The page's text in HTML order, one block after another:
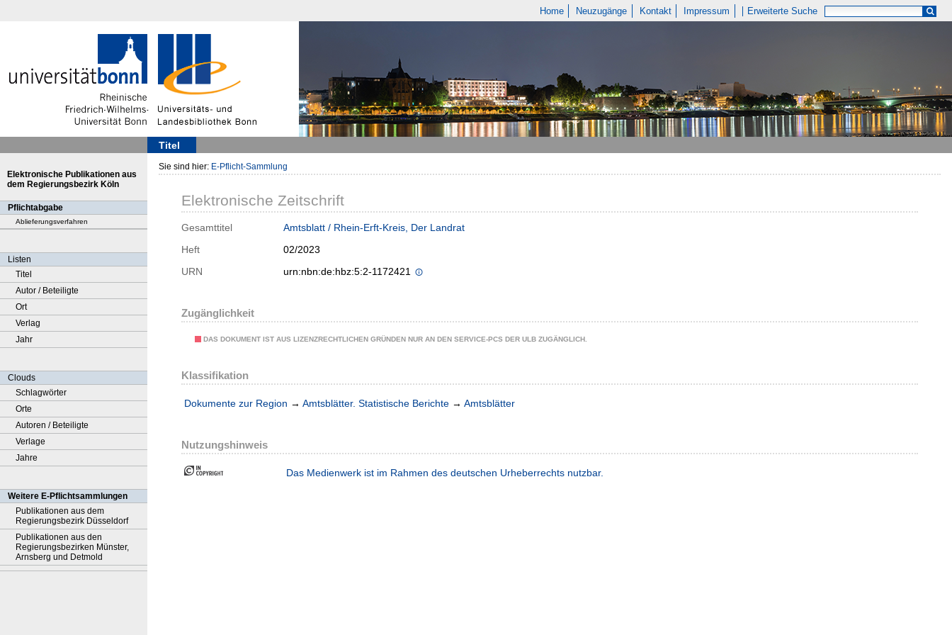
Home Neuzugänge Kontakt Impressum Erweiterte Suche
Titel
Elektronische Publikationen aus
dem Regierungsbezirk Köln
Pflichtabgabe
Ablieferungsverfahren
Listen
Titel
Autor / Beteiligte
Ort
Verlag
Jahr
Clouds
Schlagwörter
Orte
Autoren / Beteiligte
Verlage
Jahre
Weitere E-Pflichtsammlungen
Publikationen aus dem
Regierungsbezirk Düsseldorf
Publikationen aus den
Regierungsbezirken Münster,
Arnsberg und Detmold
Sie sind hier: E-Pflicht-Sammlung
Elektronische Zeitschrift
Gesamttitel
Amtsblatt / Rhein-Erft-Kreis, Der Landrat
Heft
02/2023
URN
urn:nbn:de:hbz:5:2-1172421
Zugänglichkeit
DAS DOKUMENT IST AUS LIZENZRECHTLICHEN GRÜNDEN NUR AN DEN SERVICE-PCS DER ULB ZUGÄNGLICH.
Klassifikation
Dokumente zur Region → Amtsblätter. Statistische Berichte → Amtsblätter
Nutzungshinweis
Das Medienwerk ist im Rahmen des deutschen Urheberrechts nutzbar.